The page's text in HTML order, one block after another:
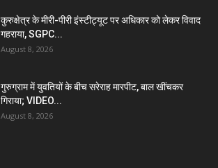
कुरुक्षेत्र के मीरी-पीरी इंस्टीट्यूट पर अधिकार को लेकर विवाद
गहराया, SGPC...
August 8, 2026
गुरुग्राम में युवतियों के बीच सरेराह मारपीट, बाल खींचकर
गिराया; VIDEO...
August 8, 2026